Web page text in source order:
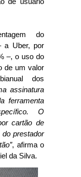
do
a Uber, por
–, o uso do
de um valor
dos
assinatura
ferramenta
O
cartão de
prestador
, afirma o
da Silva.